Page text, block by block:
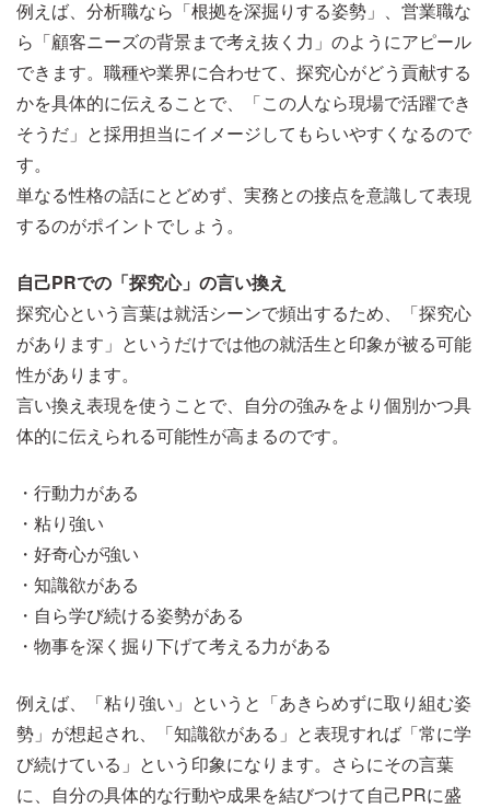
例えば、分析職なら「根拠を深掘りする姿勢」、営業職な
ら「顧客ニーズの背景まで考え抜く力」のようにアピール
できます。職種や業界に合わせて、探究心がどう貢献する
かを具体的に伝えることで、「この人なら現場で活躍でき
そうだ」と採用担当にイメージしてもらいやすくなるので
す。
単なる性格の話にとどめず、実務との接点を意識して表現
するのがポイントでしょう。
自己PRでの「探究心」の言い換え
探究心という言葉は就活シーンで頻出するため、「探究心
があります」というだけでは他の就活生と印象が被る可能
性があります。
言い換え表現を使うことで、自分の強みをより個別かつ具
体的に伝えられる可能性が高まるのです。
・行動力がある
・粘り強い
・好奇心が強い
・知識欲がある
・自ら学び続ける姿勢がある
・物事を深く掘り下げて考える力がある
例えば、「粘り強い」というと「あきらめずに取り組む姿
勢」が想起され、「知識欲がある」と表現すれば「常に学
び続けている」という印象になります。さらにその言葉
に、自分の具体的な行動や成果を結びつけて自己PRに盛